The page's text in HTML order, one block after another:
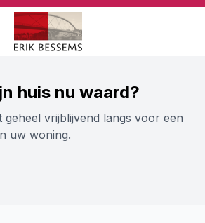
huis nu waard?
geheel vrijblijvend langs voor een
uw woning.